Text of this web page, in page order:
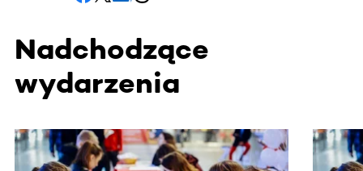
Nadchodzące
wydarzenia
Ta sekcja zawiera treści przewijane w poziomie. Użyj